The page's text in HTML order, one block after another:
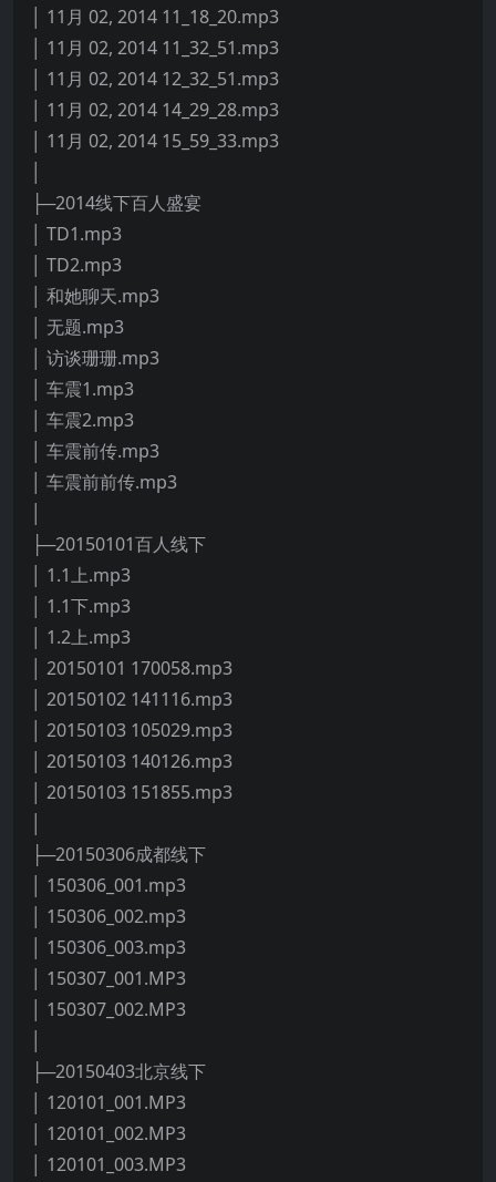
│ 11月 02, 2014 11_18_20.mp3
│ 11月 02, 2014 11_32_51.mp3
│ 11月 02, 2014 12_32_51.mp3
│ 11月 02, 2014 14_29_28.mp3
│ 11月 02, 2014 15_59_33.mp3
├─2014线下百人盛宴
│ TD1.mp3
│ TD2.mp3
│ 和她聊天.mp3
│ 无题.mp3
│ 访谈珊珊.mp3
│ 车震1.mp3
│ 车震2.mp3
│ 车震前传.mp3
│ 车震前前传.mp3
├─20150101百人线下
│ 1.1上.mp3
│ 1.1下.mp3
│ 1.2上.mp3
│ 20150101 170058.mp3
│ 20150102 141116.mp3
│ 20150103 105029.mp3
│ 20150103 140126.mp3
│ 20150103 151855.mp3
├─20150306成都线下
│ 150306_001.mp3
│ 150306_002.mp3
│ 150306_003.mp3
│ 150307_001.MP3
│ 150307_002.MP3
├─20150403北京线下
│ 120101_001.MP3
│ 120101_002.MP3
│ 120101_003.MP3